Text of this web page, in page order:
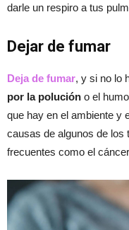
darle un respiro a tus
Dejar de fumar
Deja de fumar, y si no lo
por la polución o el
que hay en el ambiente y
causas de algunos de los
frecuentes como el